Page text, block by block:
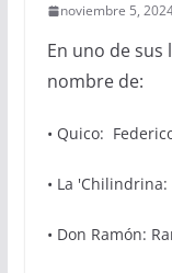
noviembre 5,
En uno de
nombre de:
• Quico:
• La
• Don Ramón: